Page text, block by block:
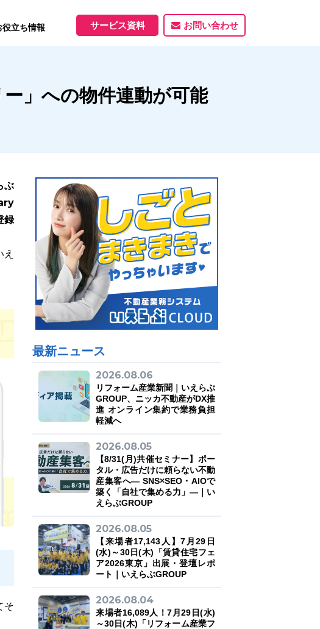
務向け機能
サービス一覧
の流れ
制作実績
ホームページ制作実績
役立ち情報
ちブログ 資料ダウンロード
サービス資料 お問い合わせ
」への物件連動が可能
ぶ
録
そ
最新ニュース
2026.08.06
リフォーム産業新聞｜いえらぶ
GROUP、ニッカ不動産がDX推
進 オンライン集約で業務負担
軽減へ
2026.08.05
【8/31(月)共催セミナー】ポー
タル・広告だけに頼らない不動
産集客へ― SNS×SEO・AIOで
築く「自社で集める力」―｜い
えらぶGROUP
2026.08.05
【来場者17,143人】7月29日
(水)～30日(木)「賃貸住宅フェ
ア2026東京」出展・登壇レポ
ート｜いえらぶGROUP
2026.08.04
来場者16,089人！7月29日(水)
～30日(木)「リフォーム産業フ